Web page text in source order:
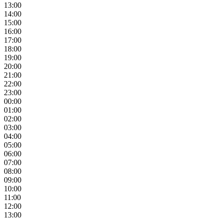
13:00
14:00
15:00
16:00
17:00
18:00
19:00
20:00
21:00
22:00
23:00
00:00
01:00
02:00
03:00
04:00
05:00
06:00
07:00
08:00
09:00
10:00
11:00
12:00
13:00